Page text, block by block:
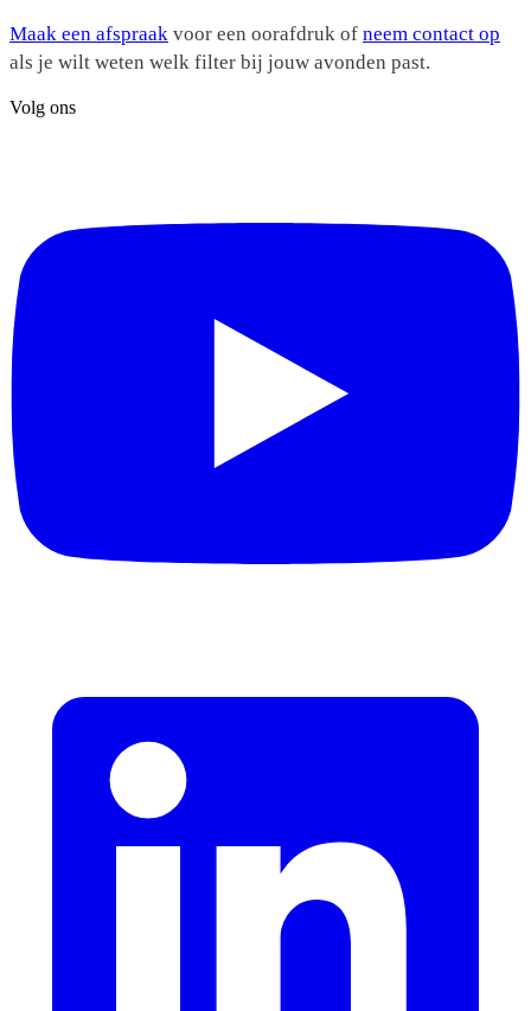
Maak een afspraak voor een oorafdruk of neem contact op
als je wilt weten welk filter bij jouw avonden past.
Volg ons